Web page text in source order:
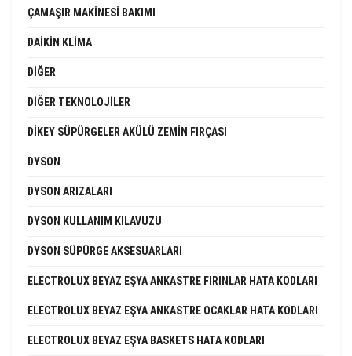
ÇAMAŞIR MAKINESI BAKIMI
DAIKIN KLIMA
DIĞER
DIĞER TEKNOLOJILER
DIKEY SÜPÜRGELER AKÜLÜ ZEMIN FIRÇASI
DYSON
DYSON ARIZALARI
DYSON KULLANIM KILAVUZU
DYSON SÜPÜRGE AKSESUARLARI
ELECTROLUX BEYAZ EŞYA ANKASTRE FIRINLAR HATA KODLARI
ELECTROLUX BEYAZ EŞYA ANKASTRE OCAKLAR HATA KODLARI
ELECTROLUX BEYAZ EŞYA BASKETS HATA KODLARI